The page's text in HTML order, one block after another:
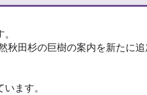
田杉の巨樹の案内を新たに追
ます。